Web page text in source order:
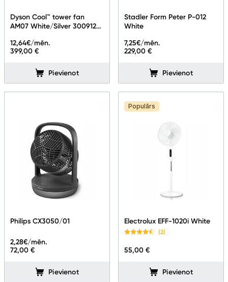
Viedierīces
Lielā tehnika
Mazā tehnika
Kafijas pagatavošana
Mazā virtuves tehnika
Klimata iekārtas
Gaisa mitrinātāji un aromatizētāji
Dyson Cool™ tower fan
AM07 White/Silver 300912-
399,00 €
12,64€/mēn.
Pievienot
Stadler Form Peter P-012
White
229,00 €
7,25€/mēn.
Pievienot
Philips CX3050/01
72,00 €
2,28€/mēn.
Pievienot
Populārs
Electrolux EFF-1020i White
(2)
55,00 €
Pievienot